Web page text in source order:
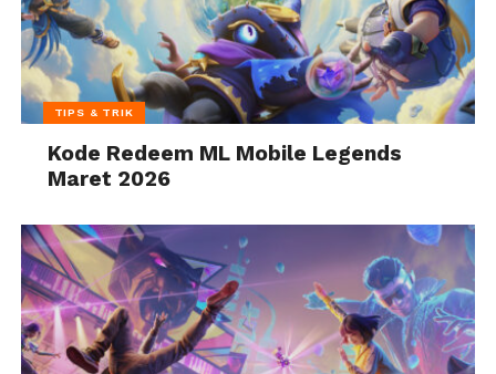
TIPS & TRIK
Kode Redeem ML Mobile Legends
Maret 2026